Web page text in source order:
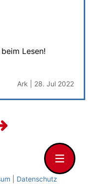
Lesen!
Ark | 28. Jul 2022
Datenschutz